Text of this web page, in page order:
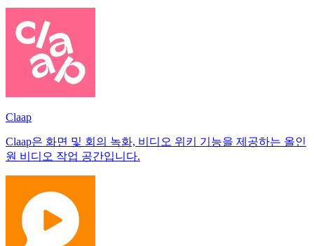
Claap
Claap은 화면 및 회의 녹화, 비디오 위키 기능을 제공하는 올인
원 비디오 작업 공간입니다.